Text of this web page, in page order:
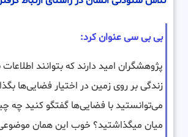
بی بی سی عنوان کرد:
پژوهشگران امید دارند که بتوانند
زندگی بر روی زمین در اختیار فضایی‌ها
می‌توانستید با فضایی‌ها گفتگو کنید چه
میان میگذاشتید؟ خوب این همان